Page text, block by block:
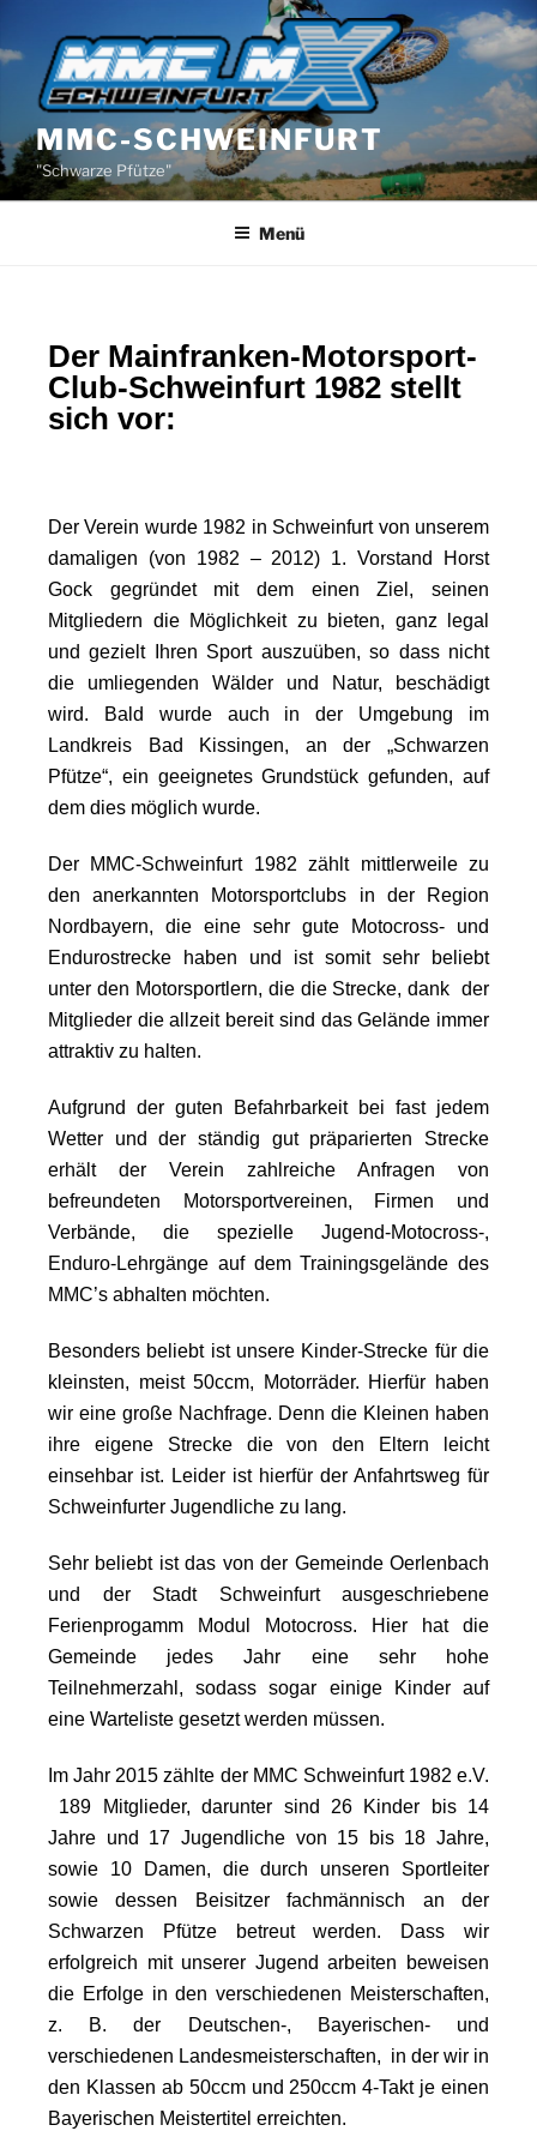
MMC-SCHWEINFURT
"Schwarze Pfütze"
Menü
Der Mainfranken-Motorsport-
Club-Schweinfurt 1982 stellt
sich vor:
Der Verein wurde 1982 in Schweinfurt von unserem
damaligen (von 1982 – 2012) 1. Vorstand Horst
Gock gegründet mit dem einen Ziel, seinen
Mitgliedern die Möglichkeit zu bieten, ganz legal
und gezielt Ihren Sport auszuüben, so dass nicht
die umliegenden Wälder und Natur, beschädigt
wird. Bald wurde auch in der Umgebung im
Landkreis Bad Kissingen, an der „Schwarzen
Pfütze“, ein geeignetes Grundstück gefunden, auf
dem dies möglich wurde.
Der MMC-Schweinfurt 1982 zählt mittlerweile zu
den anerkannten Motorsportclubs in der Region
Nordbayern, die eine sehr gute Motocross- und
Endurostrecke haben und ist somit sehr beliebt
unter den Motorsportlern, die die Strecke, dank der
Mitglieder die allzeit bereit sind das Gelände immer
attraktiv zu halten.
Aufgrund der guten Befahrbarkeit bei fast jedem
Wetter und der ständig gut präparierten Strecke
erhält der Verein zahlreiche Anfragen von
befreundeten Motorsportvereinen, Firmen und
Verbände, die spezielle Jugend-Motocross-,
Enduro-Lehrgänge auf dem Trainingsgelände des
MMC’s abhalten möchten.
Besonders beliebt ist unsere Kinder-Strecke für die
kleinsten, meist 50ccm, Motorräder. Hierfür haben
wir eine große Nachfrage. Denn die Kleinen haben
ihre eigene Strecke die von den Eltern leicht
einsehbar ist. Leider ist hierfür der Anfahrtsweg für
Schweinfurter Jugendliche zu lang.
Sehr beliebt ist das von der Gemeinde Oerlenbach
und der Stadt Schweinfurt ausgeschriebene
Ferienprogamm Modul Motocross. Hier hat die
Gemeinde jedes Jahr eine sehr hohe
Teilnehmerzahl, sodass sogar einige Kinder auf
eine Warteliste gesetzt werden müssen.
Im Jahr 2015 zählte der MMC Schweinfurt 1982 e.V.
189 Mitglieder, darunter sind 26 Kinder bis 14
Jahre und 17 Jugendliche von 15 bis 18 Jahre,
sowie 10 Damen, die durch unseren Sportleiter
sowie dessen Beisitzer fachmännisch an der
Schwarzen Pfütze betreut werden. Dass wir
erfolgreich mit unserer Jugend arbeiten beweisen
die Erfolge in den verschiedenen Meisterschaften,
z. B. der Deutschen-, Bayerischen- und
verschiedenen Landesmeisterschaften, in der wir in
den Klassen ab 50ccm und 250ccm 4-Takt je einen
Bayerischen Meistertitel erreichten.